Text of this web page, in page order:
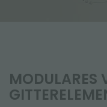
MODULARES